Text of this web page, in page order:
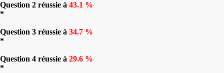
Question 2 réussie à 43.1 %
*
Question 3 réussie à 34.7 %
*
Question 4 réussie à 29.6 %
*